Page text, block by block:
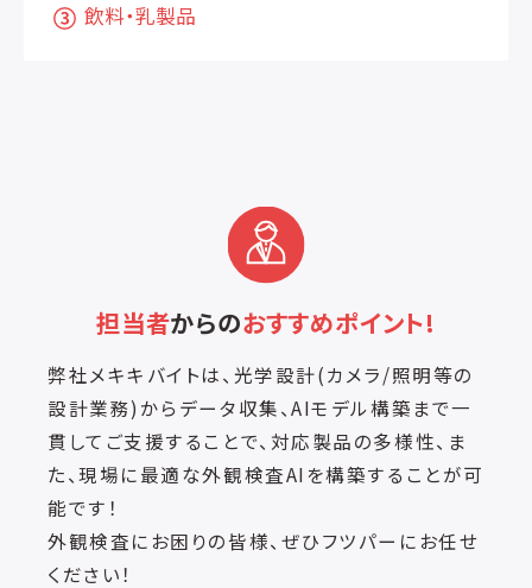
飲料・乳製品
担当者からのおすすめポイント!
弊社メキキバイトは、光学設計(カメラ/照明等の
設計業務)からデータ収集、AIモデル構築まで一
貫してご支援することで、対応製品の多様性、ま
た、現場に最適な外観検査AIを構築することが可
能です！
外観検査にお困りの皆様、ぜひフツパーにお任せ
ください！